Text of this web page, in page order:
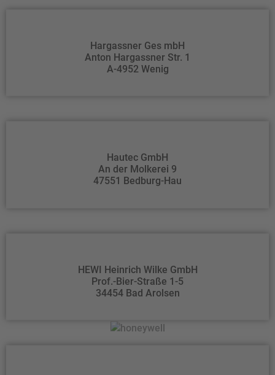
Hargassner Ges mbH
Anton Hargassner Str. 1
A-4952 Wenig
Hautec GmbH
An der Molkerei 9
47551 Bedburg-Hau
HEWI Heinrich Wilke GmbH
Prof.-Bier-Straße 1-5
34454 Bad Arolsen